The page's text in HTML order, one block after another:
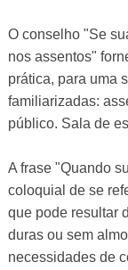
O conselho "Se
nos assentos"
prática, para uma
familiarizadas:
público. Sala de
A frase "Quando
coloquial de se
que pode resultar
duras ou sem
necessidades de